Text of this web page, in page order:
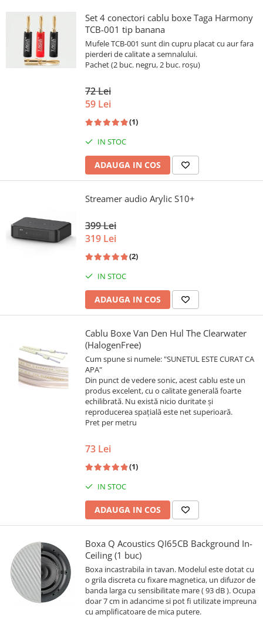
Set 4 conectori cablu boxe Taga Harmony
TCB-001 tip banana
Mufele TCB-001 sunt din cupru placat cu aur fara
pierderi de calitate a semnalului.
Pachet (2 buc. negru, 2 buc. roșu)
72 Lei
59 Lei
(1)
IN STOC
ADAUGA IN COS
Streamer audio Arylic S10+
399 Lei
319 Lei
(2)
IN STOC
ADAUGA IN COS
Cablu Boxe Van Den Hul The Clearwater
(HalogenFree)
Cum spune si numele: "SUNETUL ESTE CURAT CA
APA"
Din punct de vedere sonic, acest cablu este un
produs excelent, cu o calitate generală foarte
echilibrată. Nu există nicio duritate și
reproducerea spațială este net superioară.
Pret per metru
73 Lei
(1)
IN STOC
ADAUGA IN COS
Boxa Q Acoustics QI65CB Background In-
Ceiling (1 buc)
Boxa incastrabila in tavan. Modelul este dotat cu
o grila discreta cu fixare magnetica, un difuzor de
banda larga cu sensibilitate mare ( 93 dB ). Ocupa
doar 7 cm in adancime si pot fi utilizate impreuna
cu amplificatoare de mica putere.